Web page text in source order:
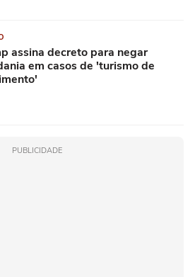
assina decreto para negar
em casos de 'turismo de
PUBLICIDADE